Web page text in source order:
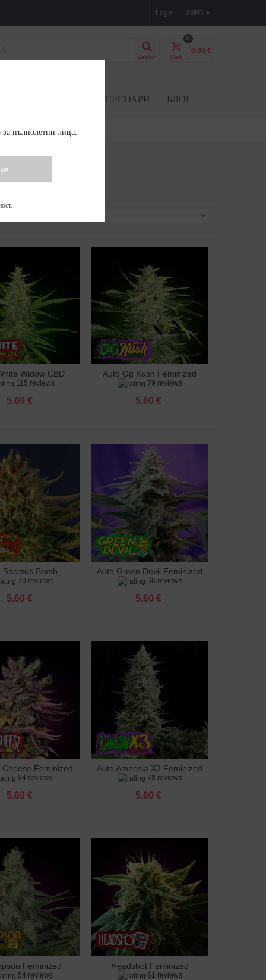
INFO
Login
Search Cart
0
0.00 €
АКСЕСОАРИ БЛОГ
към количката
Widow CBD
feminized
115 reviews
5.60 €
Добавяне към количката
Auto Og Kush Feminized
79 reviews
5.60 €
към количката
Sacitrus Bomb
Feminized
70 reviews
5.60 €
Добавяне към количката
Auto Green Devil Feminized
66 reviews
5.60 €
към количката
Cheese Feminized
84 reviews
5.60 €
Добавяне към количката
Auto Amnesia X3 Feminized
78 reviews
5.60 €
към количката
Feminized
54 reviews
Добавяне към количката
Headshot Feminized
61 reviews
за пълнолетни лица.
.